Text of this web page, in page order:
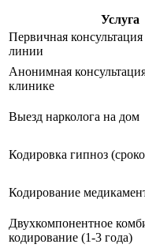
Услуга
Первичная
линии
Анонимная
клинике
Выезд нарколога на дом
Кодировка гипноз
Кодирование
Двухкомпонентное
кодирование (1-3 года)